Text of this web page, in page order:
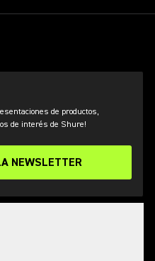
de productos,
de interés de Shure!
NEWSLETTER